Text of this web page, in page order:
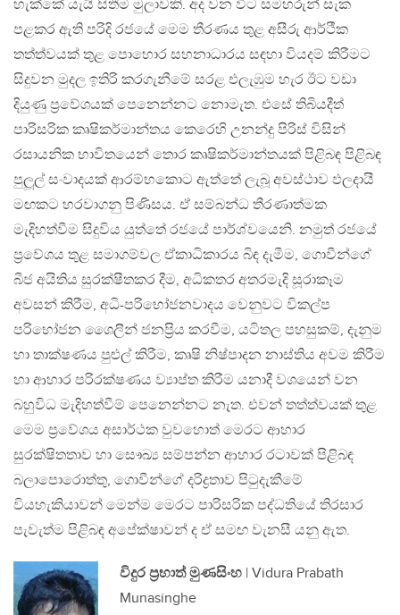
හැක්කේ යැයි සිතීම මුලාවකි. අද වන විට සමහරුන් සැක
පළකර ඇති පරිදි රජයේ මෙම තීරණය තුළ අසීරු ආර්ථීක
තත්ත්වයක් තුළ පොහොර සහනාධාරය සඳහා වියදම් කිරීමට
සිදුවන මුදල ඉතිරි කරගැනීමේ සරළ එලැඹුම හැර ඊට වඩා
දියුණු ප්‍රවේශයක් පෙනෙන්නට නොමැත. එසේ තිබියදීත්
පාරිසරික කෘෂිකර්මාන්තය කෙරෙහි උනන්දු පිරිස් විසින්
රසායනික භාවිතයෙන් තොර කෘෂිකර්මාන්තයක් පිළිබඳ පිළිබඳ
පුලූ‍ල් සංවාදයක් ආරම්භකොට ඇත්තේ ලැබූ අවස්ථාව ඵලදායී
මඟකට හරවාගනු පිණිසය. ඒ සම්බන්ධ තීරණාත්මක
මැදිහත්වීම සිදුවිය යුත්තේ රජයේ පාර්ශ්වයෙනි. නමුත් රජයේ
ප්‍රවේශය තුළ සමාගම්වල ඒකාධිකාරය බිඳ දැමීම, ගොවීන්ගේ
බීජ අයිතිය සුරක්ෂීතකර දීම, අධිකතර අතරමැදි සූරාකෑම
අවසන් කිරීම, අධි-පරිභෝජනවාදය වෙනුවට විකල්ප
පරිභෝජන ශෛලීන් ජනප්‍රිය කරවීම, යටිතල පහසුකම්, දැනුම
හා තාක්ෂණය පුළුල් කිරීම, කෘෂි නිෂ්පාදන නාස්තිය අවම කිරීම
හා ආහාර පරිරක්ෂණය ව්‍යාප්ත කිරීම යනාදී වශයෙන් වන
බහුවිධ මැදිහත්වීම් පෙනෙන්නට නැත. එවන් තත්ත්වයක් තුළ
මෙම ප්‍රවේශය අසාර්ථක වුවහොත් මෙරට ආහාර
සුරක්ෂිතතාව හා සෞඛ්‍ය සම්පන්න ආහාර රටාවක් පිළිබඳ
බලාපොරොත්තු, ගොවීන්ගේ දරිද්‍රතාව පිටුදැකීමේ
වියහැකියාවන් මෙන්ම මෙරට පාරිසරික පද්ධතියේ තිරසාර
පැවැත්ම පිළිබඳ අපේක්ෂාවන් ද ඒ සමඟ වැනසී යනු ඇත.
විදුර ප්‍රභාත් මුණසිංහ | Vidura Prabath
Munasinghe